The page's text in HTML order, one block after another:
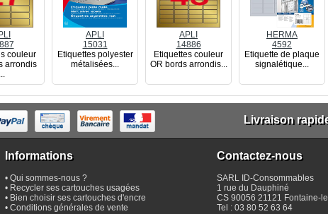
couleur
arrondis
APLI
15031
Etiquettes polyester
métalisées...
APLI
14886
Etiquettes couleur
OR bords arrondis...
HERMA
4592
Etiquette de plaque
signalétique...
Livraison
Informations
• Qui sommes-nous ?
• Recycler ses cartouches usagées
• Bien choisir ses cartouches d'encre
• Conditions générales de vente
Contactez-nous
SARL ID-Consommables
1 rue du Dauphiné
CS 90056 21121 Fontaine-
Tel : 03 80 52 63 64